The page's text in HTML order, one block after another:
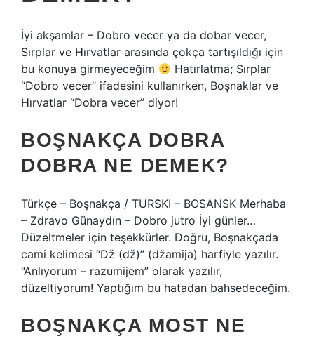
İyi akşamlar – Dobro vecer ya da dobar vecer,
Sırplar ve Hırvatlar arasında çokça tartışıldığı için
bu konuya girmeyeceğim
Hatırlatma; Sırplar
“Dobro vecer” ifadesini kullanırken, Boşnaklar ve
Hırvatlar “Dobra vecer” diyor!
BOŞNAKÇA DOBRA
DOBRA NE DEMEK?
Türkçe – Boşnakça / TURSKI – BOSANSK Merhaba
– Zdravo Günaydın – Dobro jutro İyi günler…
Düzeltmeler için teşekkürler. Doğru, Boşnakçada
cami kelimesi “Dž (dž)” (džamija) harfiyle yazılır.
“Anlıyorum – razumijem” olarak yazılır,
düzeltiyorum! Yaptığım bu hatadan bahsedeceğim.
BOŞNAKÇA MOST NE